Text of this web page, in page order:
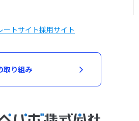
ートサイト採用サイト
取り組み